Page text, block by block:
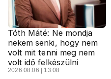
Tóth Máté: Ne mondja
nekem senki, hogy nem
volt mit tenni meg nem
volt idő felkészülni
2026.08.06 | 13:08